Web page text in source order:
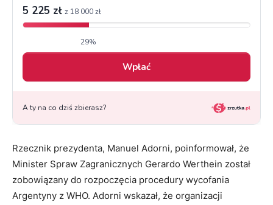
Rzecznik prezydenta, Manuel Adorni, poinformował, że
Minister Spraw Zagranicznych Gerardo Werthein został
zobowiązany do rozpoczęcia procedury wycofania
Argentyny z WHO. Adorni wskazał, że organizacji